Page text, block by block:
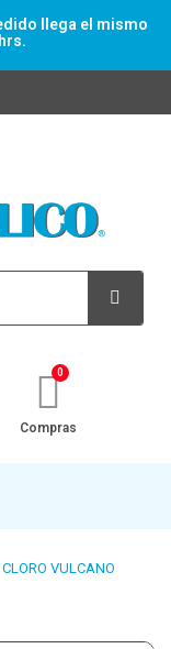
llega el mismo
Compras
VULCANO